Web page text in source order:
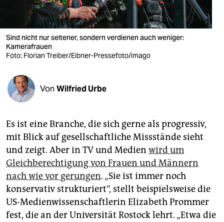
verlag
verlag
veranstaltungen
shop
fragen & hilfe
abo
genossenschaft
epaper login
Sind nicht nur seltener, sondern verdienen auch weniger:
Kamerafrauen
Foto: Florian Treiber/Eibner-Pressefoto/imago
Von Wilfried Urbe
Es ist eine Branche, die sich gerne als progressiv,
mit Blick auf gesellschaftliche Missstände sieht
und zeigt. Aber in TV und Medien wird um
Gleichberechtigung von Frauen und Männern
nach wie vor gerungen. „Sie ist immer noch
konservativ strukturiert“, stellt beispielsweise die
US-Medienwissenschaftlerin Elizabeth Prommer
fest, die an der Universität Rostock lehrt. „Etwa die